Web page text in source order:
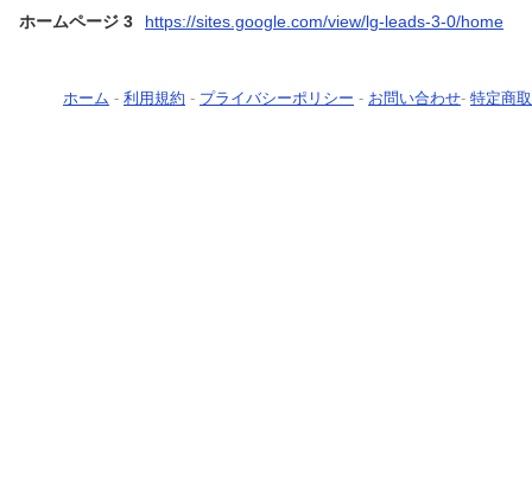
ホームページ 3
https://sites.google.com/view/lg-leads-3-0/home
ホーム - 利用規約 - プライバシーポリシー - お問い合わせ- 特定商